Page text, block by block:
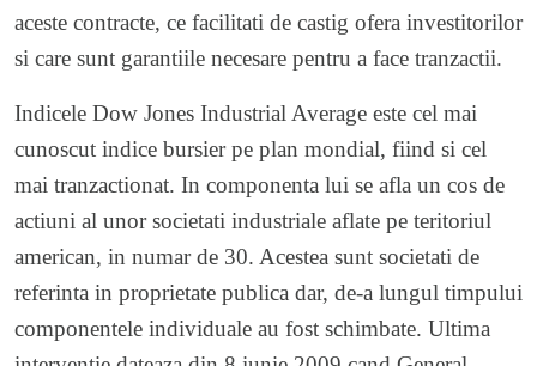
aceste contracte, ce facilitati de castig ofera investitorilor
si care sunt garantiile necesare pentru a face tranzactii.
Indicele Dow Jones Industrial Average este cel mai
cunoscut indice bursier pe plan mondial, fiind si cel
mai tranzactionat. In componenta lui se afla un cos de
actiuni al unor societati industriale aflate pe teritoriul
american, in numar de 30. Acestea sunt societati de
referinta in proprietate publica dar, de-a lungul timpului
componentele individuale au fost schimbate. Ultima